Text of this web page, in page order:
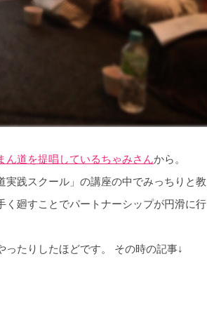
ん道を提唱しているちゃみさんから。
践スクール」の講座の中でみっちりと教
く廻すことでパートナーシップが円滑に行
たりしたほどです。 その時の記事↓